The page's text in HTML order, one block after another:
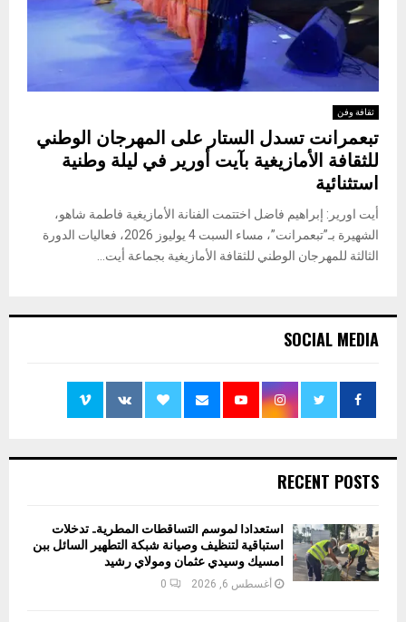
ثقافة وفن
تبعمرانت تسدل الستار على المهرجان الوطني
للثقافة الأمازيغية بآيت أورير في ليلة وطنية
استثنائية
أيت اورير: إبراهيم فاضل اختتمت الفنانة الأمازيغية فاطمة شاهو،
الشهيرة بـ”تبعمرانت”، مساء السبت 4 يوليوز 2026، فعاليات الدورة
الثالثة للمهرجان الوطني للثقافة الأمازيغية بجماعة أيت...
SOCIAL MEDIA
RECENT POSTS
استعدادا لموسم التساقطات المطرية.. تدخلات
استباقية لتنظيف وصيانة شبكة التطهير السائل ببن
امسيك وسيدي عثمان ومولاي رشيد
أغسطس 6, 2026 0